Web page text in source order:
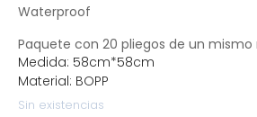
Waterproof
Paquete con 20 pliegos de un mismo
Medida: 58cm*58cm
Material: BOPP
Sin existencias